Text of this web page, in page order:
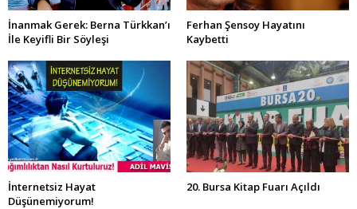
İnanmak Gerek: Berna Türkkan’ı
İle Keyifli Bir Söyleşi
Ferhan Şensoy Hayatını
Kaybetti
İnternetsiz Hayat
Düşünemiyorum!
20. Bursa Kitap Fuarı Açıldı